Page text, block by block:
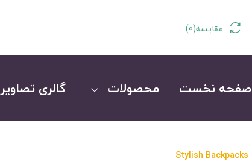
مقایسه(
0
)
صفحه نخست محصولات گالری تصاویر
Stylish Backpacks